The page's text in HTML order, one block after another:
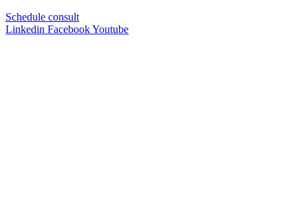
Schedule consult
Linkedin FacebookYoutube